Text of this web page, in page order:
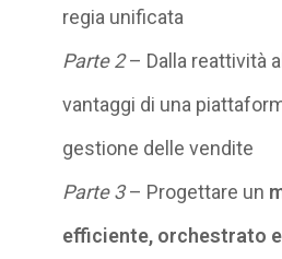
regia unificata
Parte 2– Dalla reattività
vantaggi di una
gestione delle vendite
Parte 3– Progettare un
efficiente, orchestrato